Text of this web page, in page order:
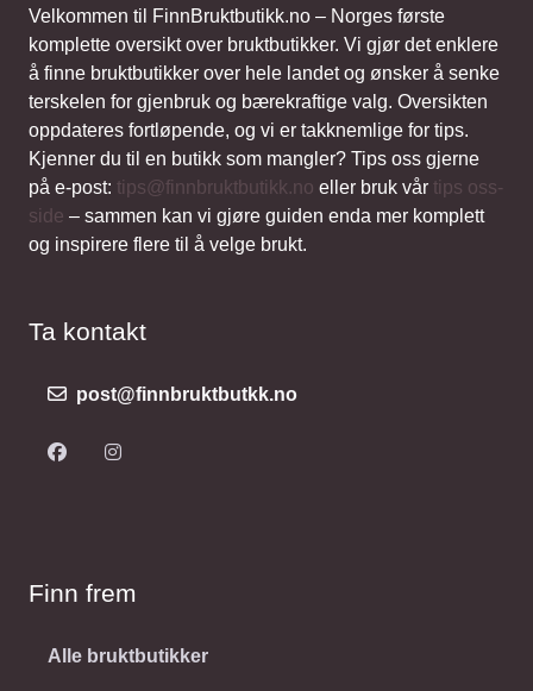
Velkommen til FinnBruktbutikk.no – Norges første
komplette oversikt over bruktbutikker. Vi gjør det enklere
å finne bruktbutikker over hele landet og ønsker å senke
terskelen for gjenbruk og bærekraftige valg. Oversikten
oppdateres fortløpende, og vi er takknemlige for tips.
Kjenner du til en butikk som mangler? Tips oss gjerne
på e-post: tips@finnbruktbutikk.no eller bruk vår tips oss-
side – sammen kan vi gjøre guiden enda mer komplett
og inspirere flere til å velge brukt.
Ta kontakt
post@finnbruktbutkk.no
Finn frem
Alle bruktbutikker